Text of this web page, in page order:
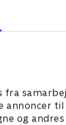
fra
og
på
• 5 sæsoner